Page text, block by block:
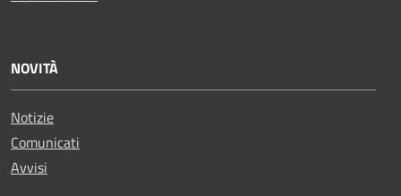
NOVITÀ
Notizie
Comunicati
Avvisi